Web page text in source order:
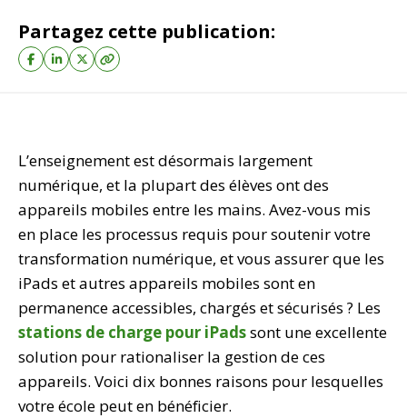
Partagez cette publication:
L’enseignement est désormais largement
numérique, et la plupart des élèves ont des
appareils mobiles entre les mains. Avez-vous mis
en place les processus requis pour soutenir votre
transformation numérique, et vous assurer que les
iPads et autres appareils mobiles sont en
permanence accessibles, chargés et sécurisés ? Les
stations de charge pour iPadssont une excellente
solution pour rationaliser la gestion de ces
appareils. Voici dix bonnes raisons pour lesquelles
votre école peut en bénéficier.